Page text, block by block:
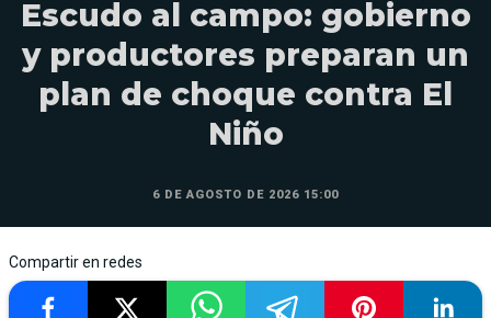
Escudo al campo: gobierno
y productores preparan un
plan de choque contra El
Niño
6 DE AGOSTO DE 2026 15:00
Compartir en redes